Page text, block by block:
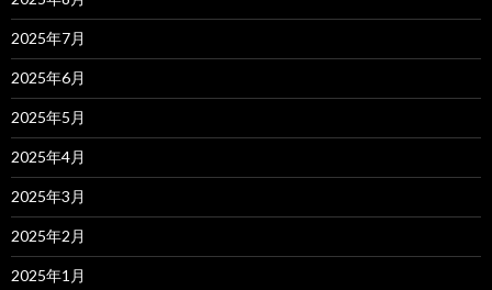
2025年7月
2025年6月
2025年5月
2025年4月
2025年3月
2025年2月
2025年1月